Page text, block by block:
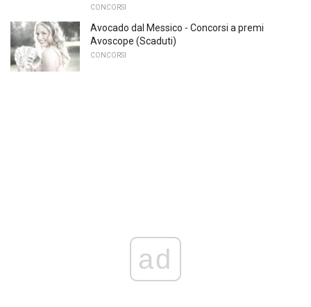
CONCORSI
Avocado dal Messico - Concorsi a premi
Avoscope (Scaduti)
CONCORSI
ad